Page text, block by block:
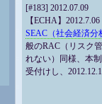
[#183] 2012.07.09
【ECHA】2012.7.06
SEAC（社会経済
般のRAC（リスク
れない）同様、本
受付けし、